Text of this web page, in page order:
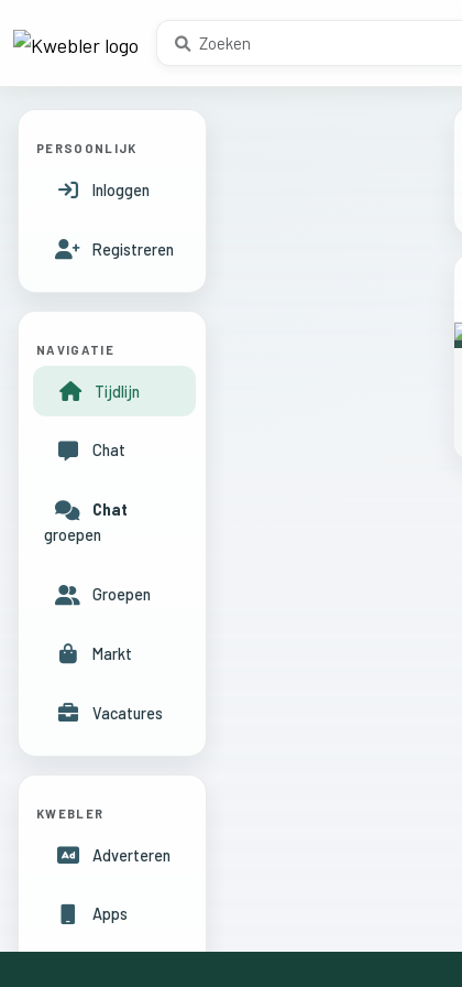
PERSOONLIJK
Inloggen
Registreren
NAVIGATIE
Tijdlijn
Chat
Chat
groepen
Groepen
Markt
Vacatures
KWEBLER
Adverteren
Apps